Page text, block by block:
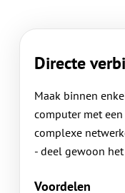
Directe
Maak binnen
computer met
complexe
- deel gewoon
Voordelen